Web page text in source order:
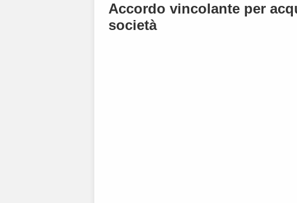
Accordo vincolante per
società